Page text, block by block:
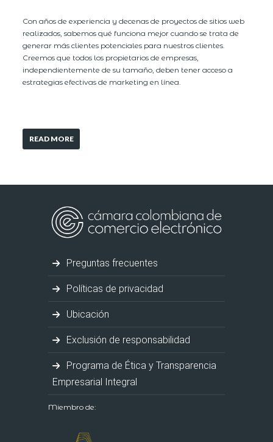
Con años de experiencia y decenas de proyectos de sitios web
realizados, sabemos qué funciona mejor cuando se trata de
generar más clientes potenciales para nuestros clientes.
Creemos que todos los propietarios de empresas,
independientemente de su tamaño, deben tener acceso a
estrategias efectivas de marketing en línea.
READ MORE
Preguntas frecuentes
Políticas de privacidad
Ubicación
Exclusión de responsabilidad
Programa de Ética y Transparencia
Empresarial Integral
Miembro de: